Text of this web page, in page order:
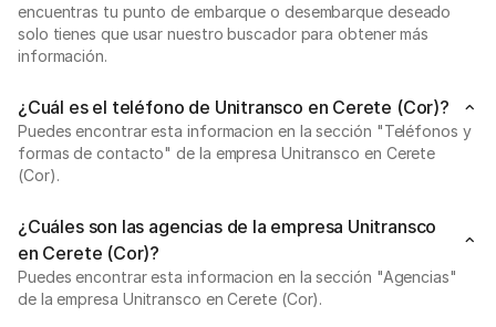
encuentras tu punto de embarque o desembarque deseado
solo tienes que usar nuestro buscador para obtener más
información.
¿Cuál es el teléfono de Unitransco en Cerete (Cor)?
Puedes encontrar esta informacion en la sección "Teléfonos y
formas de contacto" de la empresa Unitransco en Cerete
(Cor).
¿Cuáles son las agencias de la empresa Unitransco
en Cerete (Cor)?
Puedes encontrar esta informacion en la sección "Agencias"
de la empresa Unitransco en Cerete (Cor).